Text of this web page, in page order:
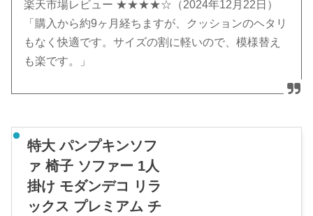
楽天市場レビュー ★★★★☆（2024年12月22日）
「購入から約9ヶ月経ちますが、クッションのヘタリ
もなく快適です。サイズの割に軽いので、模様替え
も楽です。」
特大 パンプキンソフ
ァ 椅子 ソファー 1人
掛け モダンデコ リラ
ックス プレミアム チ